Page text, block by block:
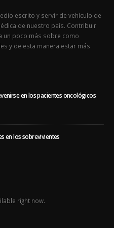
escrito y servir de vehículo de
de nuestro país. Contribuir
un poco más sobre como
y de esta manera estar más
en los pacientes oncológicos
en los sobrevivientes
right now.